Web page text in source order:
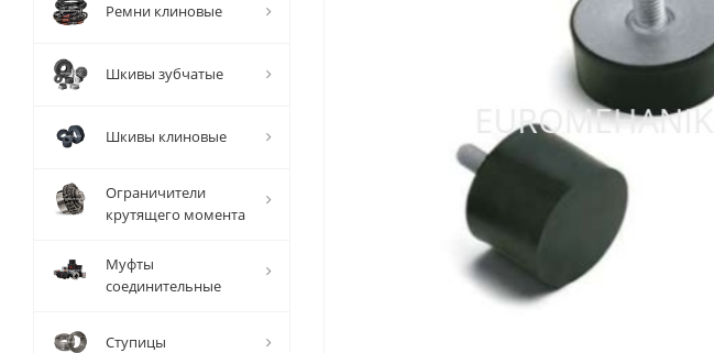
Ремни клиновые
Шкивы зубчатые
Шкивы клиновые
Ограничители
крутящего момента
Муфты
соединительные
Ступицы